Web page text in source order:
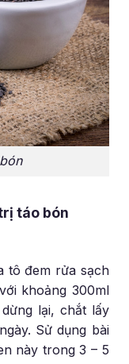
táo bón
tô đem rửa sạch
khoảng 300ml
lại, chắt lấy
Sử dụng bài
này trong 3 – 5